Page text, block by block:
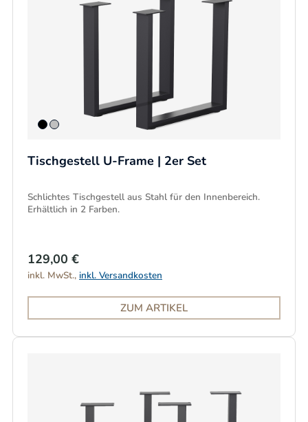
Tischgestell U-Frame | 2er Set
Schlichtes Tischgestell aus Stahl für den Innenbereich.
Erhältlich in 2 Farben.
129,00 €
inkl. MwSt., inkl. Versandkosten
ZUM ARTIKEL